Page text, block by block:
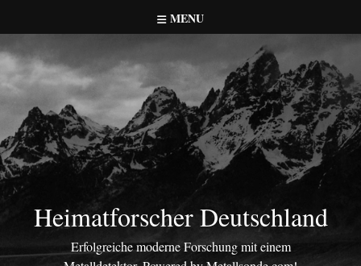
to
content
MENU
Heimatforscher Deutschland
Erfolgreiche moderne Forschung mit einem